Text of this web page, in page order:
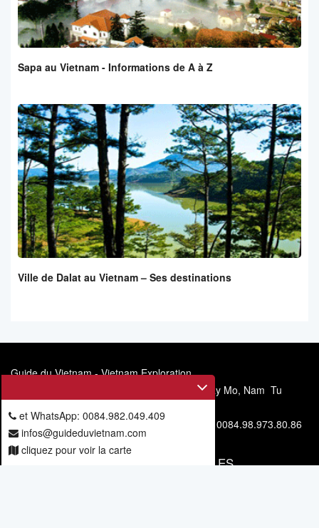
Sapa au Vietnam - Informations de A à Z
Ville de Dalat au Vietnam – Ses destinations
Guide du Vietnam - Vietnam Exploration
Siège social: 11/67, allée 6, rue Mieu Nha, Tay Mo, Nam Tu
Téléphone et WhatsApp: 0084.982.049.409 - 0084.98.973.80.86
VOUS ABONNER POUR NOS ARTICLES
et WhatsApp: 0084.982.049.409
infos@guideduvietnam.com
cliquez pour voir la carte